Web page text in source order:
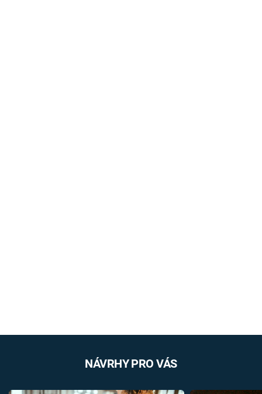
NÁVRHY PRO VÁS